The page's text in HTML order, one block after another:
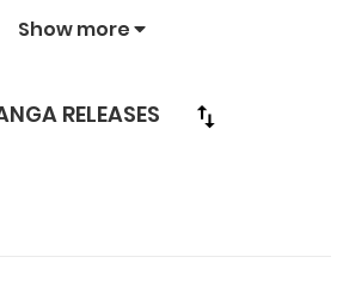
けるためにオリジナル作品とIPを紹介しま
Show more
RELEASES